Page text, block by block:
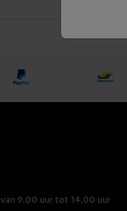
9.00 uur tot 14.00 uur